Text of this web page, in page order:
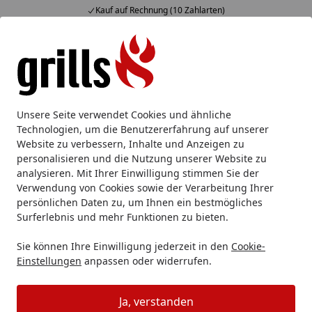
Unsere Seite verwendet Cookies und ähnliche
Technologien, um die Benutzererfahrung auf unserer
Website zu verbessern, Inhalte und Anzeigen zu
personalisieren und die Nutzung unserer Website zu
analysieren. Mit Ihrer Einwilligung stimmen Sie der
Verwendung von Cookies sowie der Verarbeitung Ihrer
persönlichen Daten zu, um Ihnen ein bestmögliches
Surferlebnis und mehr Funktionen zu bieten.
Sie können Ihre Einwilligung jederzeit in den Cookie-
Einstellungen anpassen oder widerrufen.
Ja, verstanden
Kauf auf Rechnung (10 Zahlarten)
Alle Produkte
Mein Konto
Suchen
Startseite
Ersatzteile Weber Grill Ersatzteile Weber Deckel OT
Weber Deckel OT 47cm schwarz
2015 (65178)